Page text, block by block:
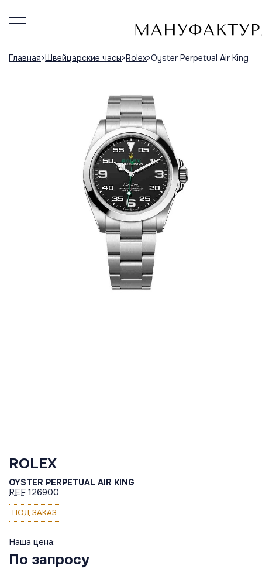
Главная Швейцарские часы Rolex Oyster Perpetual Air King
ROLEX
OYSTER PERPETUAL AIR KING
REF 126900
ПОД ЗАКАЗ
Наша цена:
По запросу